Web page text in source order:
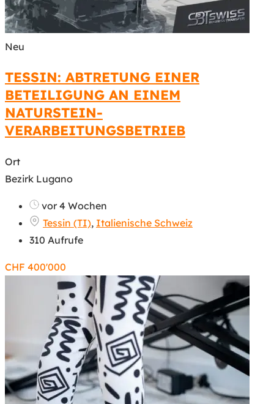
Neu
TESSIN: ABTRETUNG EINER
BETEILIGUNG AN EINEM
NATURSTEIN-
VERARBEITUNGSBETRIEB
Ort
Bezirk Lugano
vor 4 Wochen
Tessin (TI), Italienische Schweiz
310 Aufrufe
CHF 400'000